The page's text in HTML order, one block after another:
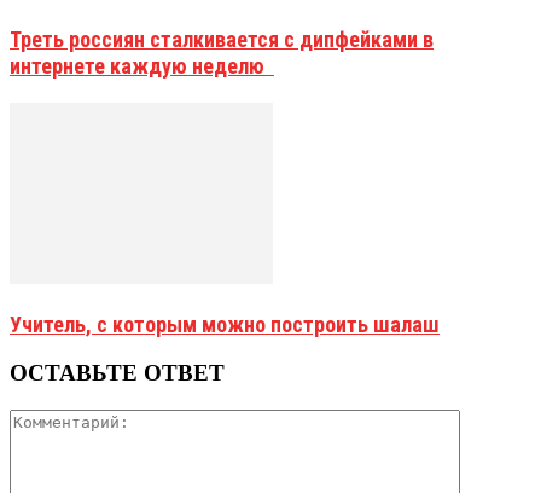
Треть россиян сталкивается с дипфейками в
интернете каждую неделю
Учитель, с которым можно построить шалаш
ОСТАВЬТЕ ОТВЕТ